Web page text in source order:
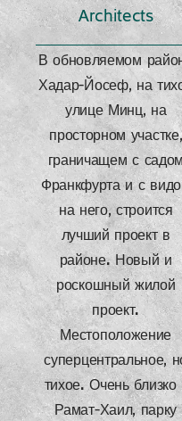
Architects
В обновляемом
Хадар-Йосеф, на
улице Минц, на
просторном участке,
граничащем с садом
Франкфурта и с
на него, строится
лучший проект в
районе. Новый и
роскошный жилой
проект.
Местоположение
суперцентральное,
тихое. Очень близко
Рамат-Хаил, парку